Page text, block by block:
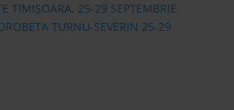
TIMIȘOARA, 25-29 SEPTEMBRIE
TURNU-SEVERIN 25-29